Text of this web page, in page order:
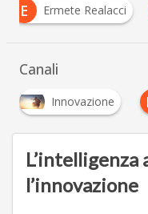
E
Ermete Realacci
Canali
Innovazione
l’innovazione